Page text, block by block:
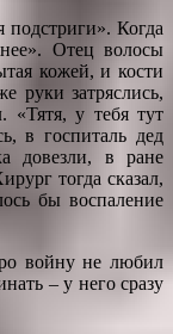
Когда
Отец волосы
кожей, и кости
руки затряслись,
«Тятя, у тебя тут
в госпиталь дед
довезли, в ране
тогда сказал,
бы воспаление
войну не любил
– у него сразу